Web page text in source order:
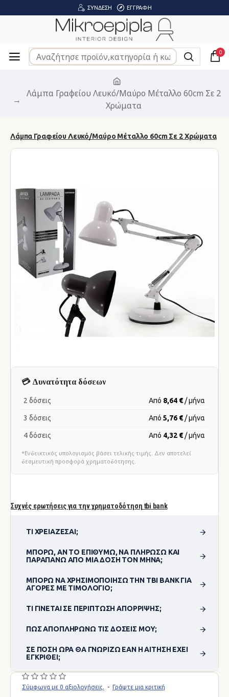
ΣΎΝΔΕΣΗ ΕΓΓΡΑΦΉ
0
Λάμπα Γραφείου Λευκό/Μαύρο Μέταλλο 60cm Σε 2
Χρώματα
Λάμπα Γραφείου Λευκό/Μαύρο Μέταλλο 60cm Σε 2 Χρώματα
Συχνές ερωτήσεις για την χρηματοδότηση tbi bank
ΤΙ ΧΡΕΙΆΖΕΣΑΙ;
ΜΠΟΡΏ, ΑΝ ΤΟ ΕΠΙΘΥΜΏ, ΝΑ ΠΛΗΡΏΣΩ ΚΑΙ
ΠΑΡΑΠΆΝΩ ΑΠΌ ΜΊΑ ΔΌΣΗ ΤΟΝ ΜΉΝΑ;
ΜΠΟΡΏ ΝΑ ΧΡΗΣΙΜΟΠΟΊΗΣΩ ΤΗΝ TBI BANK ΓΙΑ
ΑΓΟΡΈΣ ΜΕ ΤΙΜΟΛΌΓΙΟ;
ΤΙ ΓΊΝΕΤΑΙ ΣΕ ΠΕΡΊΠΤΩΣΗ ΑΠΌΡΡΙΨΗΣ;
ΠΏΣ ΑΠΟΠΛΗΡΏΝΩ ΤΙΣ ΔΌΣΕΙΣ ΜΟΥ;
ΣΕ ΠΌΣΗ ΏΡΑ ΘΑ ΓΝΩΡΊΖΩ ΕΆΝ Η ΑΊΤΗΣΗ ΈΧΕΙ
ΕΓΚΡΙΘΕΊ;
💳 Δυνατότητα δόσεων
2 δόσεις Από 8,64 € / μήνα
3 δόσεις Από 5,76 € / μήνα
4 δόσεις Από 4,32 € / μήνα
*Ενδεικτικός υπολογισμός βάσει τελικής τιμής. Δεν αποτελεί
δεσμευτική προσφορά χρηματοδότησης.
Σύμφωνα με 0 αξιολογήσεις. - Γράψτε μια κριτική